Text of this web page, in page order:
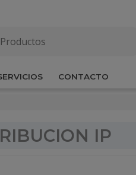
CONTACTO
IP